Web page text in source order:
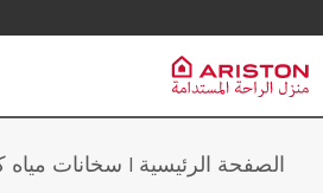
خدمة العملاء
مجموعة Ariston
PRODUCTS | CATEGORIES
الصفحة الرئيسية | سخانات مياه